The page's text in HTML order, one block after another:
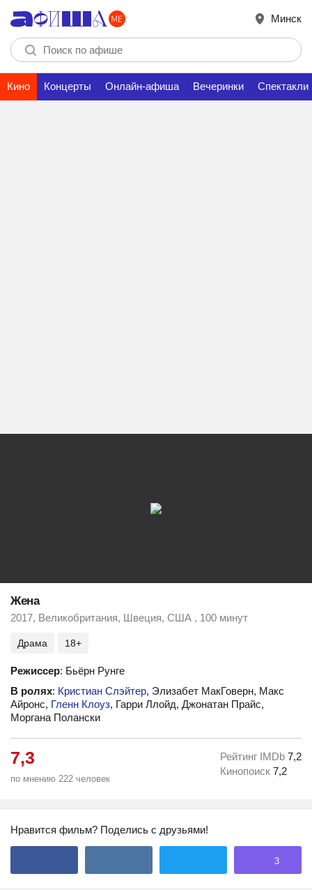
Минск
Кино Концерты Онлайн-афиша Вечеринки Спектакли
Жена
2017, Великобритания, Швеция, США , 100 минут
Драма 18+
Режиссер: Бьёрн Рунге
В ролях: Кристиан Слэйтер, Элизабет МакГоверн, Макс
Айронс, Гленн Клоуз, Гарри Ллойд, Джонатан Прайс,
Моргана Полански
7,3
по мнению 222 человек
Рейтинг IMDb 7,2
Кинопоиск 7,2
Нравится фильм? Поделись с друзьями!
3